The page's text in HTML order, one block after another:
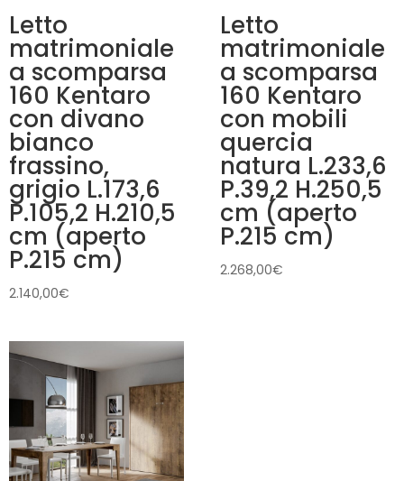
Letto
matrimoniale
a scomparsa
160 Kentaro
con divano
bianco
frassino,
grigio L.173,6
P.105,2 H.210,5
cm (aperto
P.215 cm)
2.140,00€
Letto
matrimoniale
a scomparsa
160 Kentaro
con mobili
quercia
natura L.233,6
P.39,2 H.250,5
cm (aperto
P.215 cm)
2.268,00€